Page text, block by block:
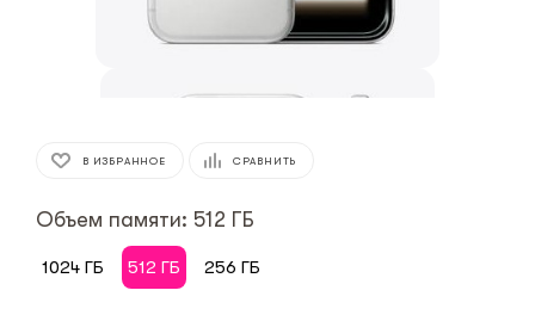
В ИЗБРАННОЕ СРАВНИТЬ
Объем памяти: 512 ГБ
1024 ГБ 512 ГБ 256 ГБ